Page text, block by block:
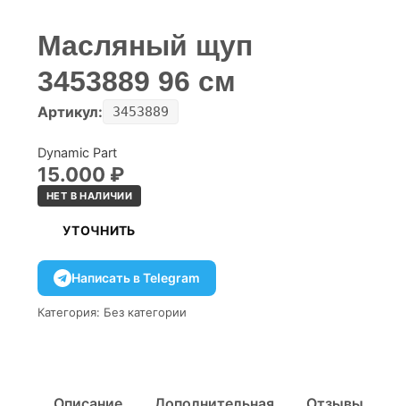
Масляный щуп
3453889 96 см
Артикул: 3453889
Dynamic Part
15.000 ₽
НЕТ В НАЛИЧИИ
УТОЧНИТЬ
Написать в Telegram
Категория: Без категории